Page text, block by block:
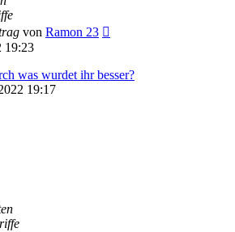
von Ramon 23
19:23
was wurdet ihr besser?
19:17